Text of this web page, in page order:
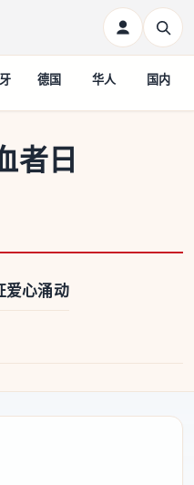
德国 华人 国内
者日
爱心涌动